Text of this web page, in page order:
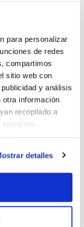
para personalizar
de redes
compartimos
sitio web con
y análisis
otra información
recopilado a
detalles